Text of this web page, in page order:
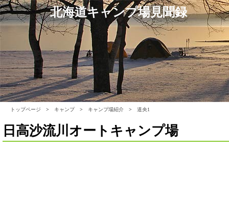
北海道キャンプ場見聞録
トップページ > キャンプ> キャンプ場紹介 > 道央1
日高沙流川オートキャンプ場